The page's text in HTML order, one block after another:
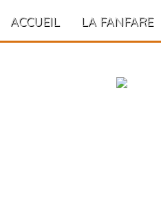
ACCUEIL LA FANFARE